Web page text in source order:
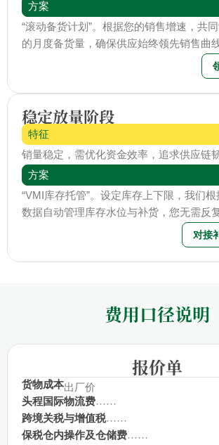
方案
“滚动备货计划”。根据您的销售增速，共
的月度备货量，确保供应始终领先销售曲线
稳定放量阶段
特征
销量稳定，需优化资金效率，追求供应链韧
方案
“VMI库存托管”。设定库存上下限，我们
数据自动管理库存水位与补货，您无需反
对接
费用口径说明
报价单
货物成本出厂价
头程国际物流费······
跨境关税与增值税······
保税仓内操作及仓储费······